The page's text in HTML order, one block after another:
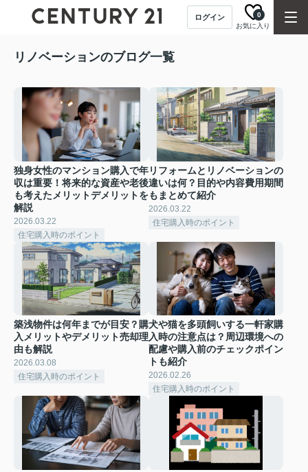
ログイン
お気に入り
0
リノベーションのブログ一覧
独身女性のマンション購入で年
収は重要！将来的な資産や老後
も考えたメリットデメリットを
解説
2026.03.22
住宅購入時のポイント
リフォームとリノベーションの
違いは何？目的や内容費用期間
もまとめて紹介
2026.03.22
住宅購入時のポイント
築浅物件は何年までが目安？購
入メリットやデメリット売却理
由も解説
2026.03.08
住宅購入時のポイント
犬や猫を多頭飼いする一軒家購
入時の注意点は？周辺環境への
配慮や購入前のチェックポイン
トも紹介
2026.02.26
住宅購入時のポイント